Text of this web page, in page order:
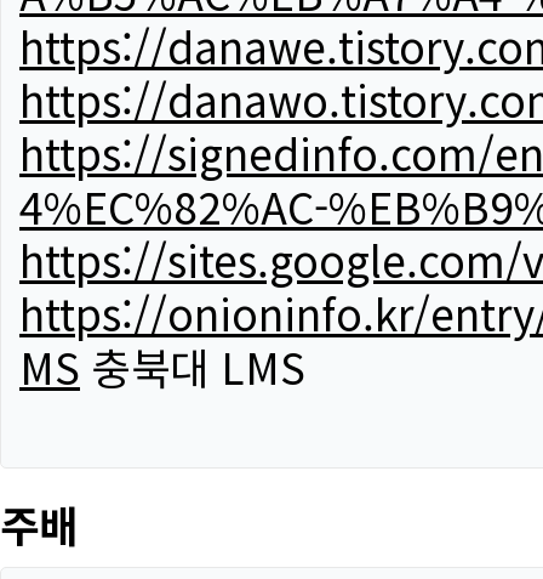
https://
https://
https://signedinfo.com/
4%EC%82%AC-
https://sites.google.com/
https://onioninfo.kr/entry/
MS 충북대 LMS
주배